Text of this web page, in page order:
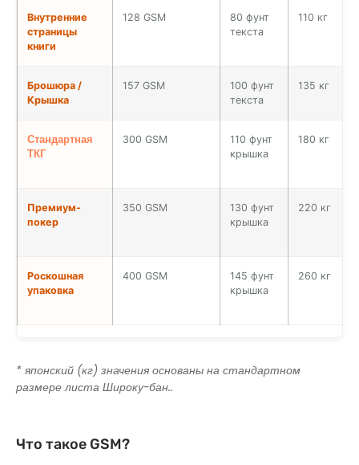
Внутренние
страницы
книги
128 GSM
80 фунт
текста
110 кг
Брошюра /
Крышка
157 GSM
100 фунт
текста
135 кг
Стандартная
ТКГ
300 GSM
110 фунт
крышка
180 кг
Премиум-
покер
350 GSM
130 фунт
крышка
220 кг
Роскошная
упаковка
400 GSM
145 фунт
крышка
260 кг
* японский (кг) значения основаны на стандартном
размере листа Широку-бан..
Что такое GSM?